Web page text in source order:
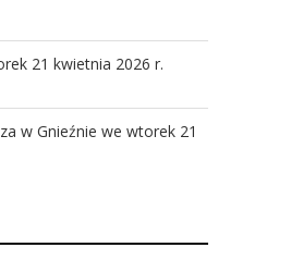
21 kwietnia 2026 r.
w Gnieźnie we wtorek 21